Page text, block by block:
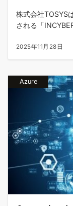
株式会社TOSYS
される「
2025年11月28日
Azure